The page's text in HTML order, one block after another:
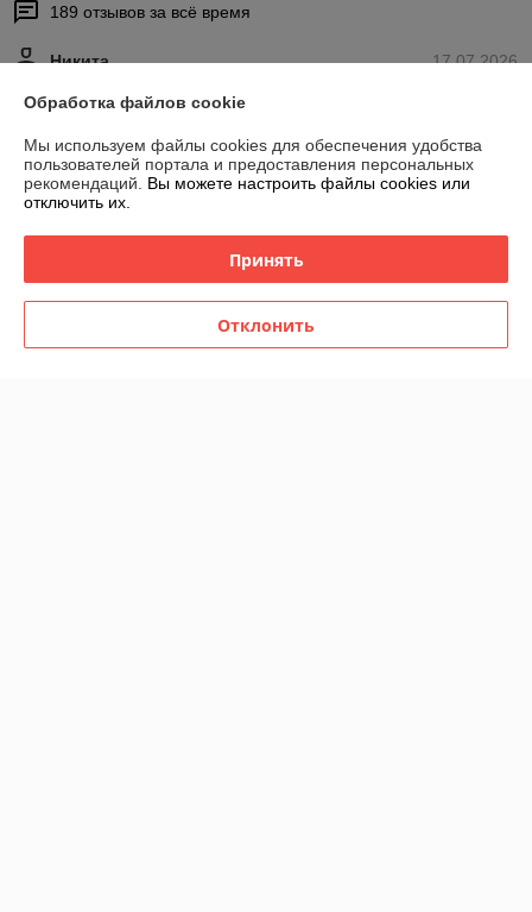
189 отзывов за всё время
17.07.2026
Никита
Отлично
Отличная покупка, быстро и удобно, возможность забрать в центре
города в удобное время
09.07.2026
Инна
Обработка файлов cookie
Мы используем файлы cookies для обеспечения удобства
пользователей портала и предоставления персональных
рекомендаций. Вы можете настроить файлы cookies или
отключить их.
Принять
Отклонить